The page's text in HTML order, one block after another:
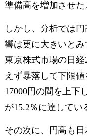
準備高を増加させた
しかし、分析では
響は更に大きいとみ
東京株式市場の日
えず暴落して下限
17000円の間を上下
が15.2％に達してい
その次に、円高も